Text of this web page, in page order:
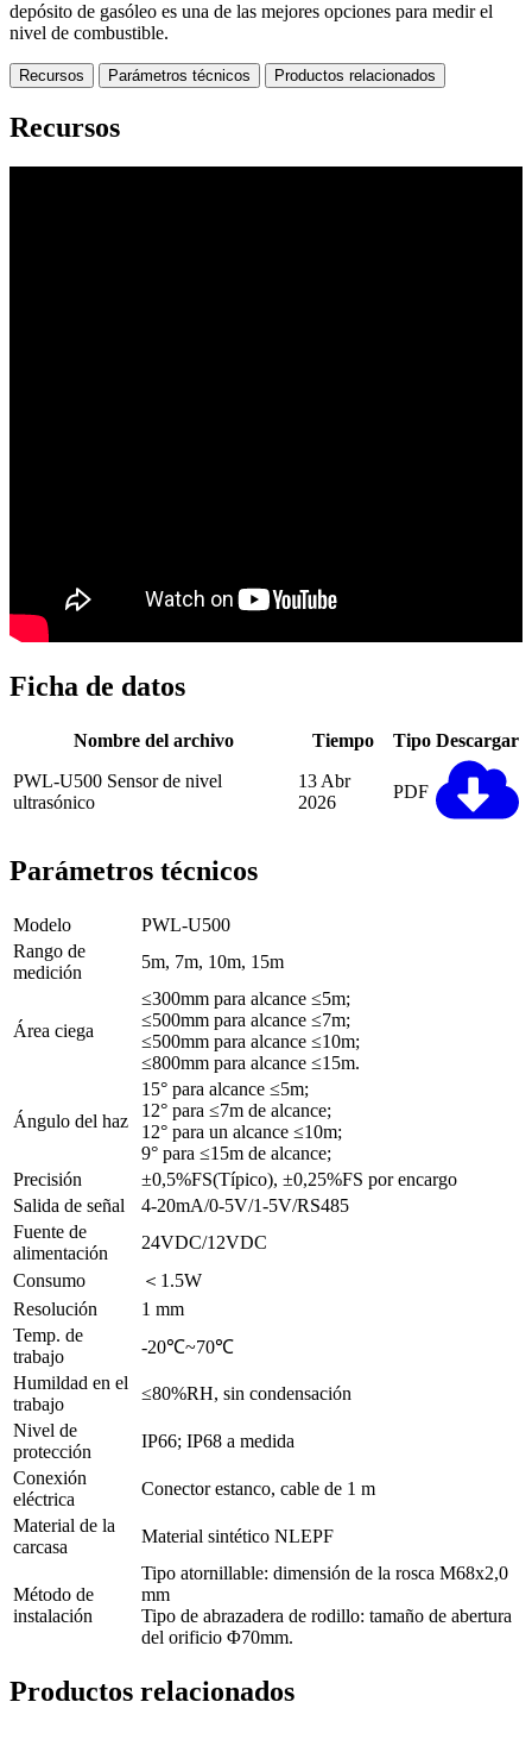
depósito de gasóleo es una de las mejores opciones para medir el
nivel de combustible.
Recursos Parámetros técnicos Productos relacionados
Recursos
Ficha de datos
Nombre del archivo Tiempo Tipo Descargar
PWL-U500 Sensor de nivel
ultrasónico
13 Abr
2026
PDF
Parámetros técnicos
Modelo
PWL-U500
Rango de
medición
5m, 7m, 10m, 15m
Área ciega
≤300mm para alcance ≤5m;
≤500mm para alcance ≤7m;
≤500mm para alcance ≤10m;
≤800mm para alcance ≤15m.
Ángulo del haz
15° para alcance ≤5m;
12° para ≤7m de alcance;
12° para un alcance ≤10m;
9° para ≤15m de alcance;
Precisión
±0,5%FS(Típico), ±0,25%FS por encargo
Salida de señal
4-20mA/0-5V/1-5V/RS485
Fuente de
alimentación
24VDC/12VDC
Consumo
＜1.5W
Resolución
1 mm
Temp. de
trabajo
-20℃~70℃
Humildad en el
trabajo
≤80%RH, sin condensación
Nivel de
protección
IP66; IP68 a medida
Conexión
eléctrica
Conector estanco, cable de 1 m
Material de la
carcasa
Material sintético NLEPF
Método de
instalación
Tipo atornillable: dimensión de la rosca M68x2,0
mm
Tipo de abrazadera de rodillo: tamaño de abertura
del orificio Φ70mm.
Productos relacionados